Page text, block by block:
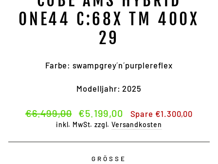
ONE44 C:68X TM 400X
29
Farbe: swampgrey´n´purplereflex
Modelljahr: 2025
Normaler
€6.499,00 Sonderpreis
€5.199,00 Spare €1.300,00
inkl. MwSt. zzgl.Versandkosten
GRÖSSE